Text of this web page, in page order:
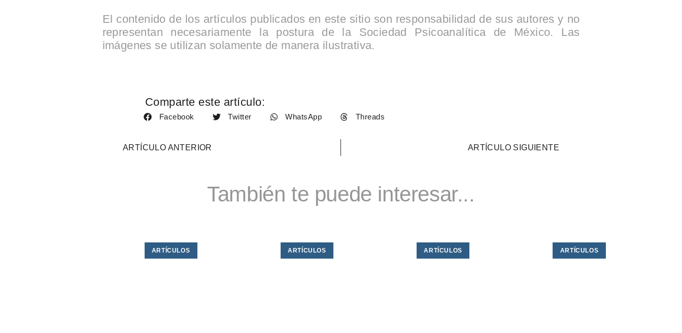
El contenido de los artículos publicados en este sitio son responsabilidad de sus autores y no
representan necesariamente la postura de la Sociedad Psicoanalítica de México. Las
imágenes se utilizan solamente de manera ilustrativa.
Comparte este artículo:
Facebook Twitter WhatsApp Threads
ARTÍCULO ANTERIOR ARTÍCULO SIGUIENTE
También te puede interesar...
ARTÍCULOS ARTÍCULOS ARTÍCULOS ARTÍCULOS